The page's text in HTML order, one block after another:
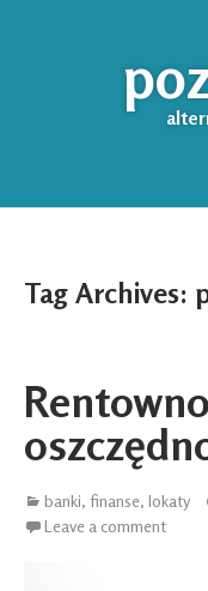
Tag Archives:
banki, finanse, lokaty
Leave a comment